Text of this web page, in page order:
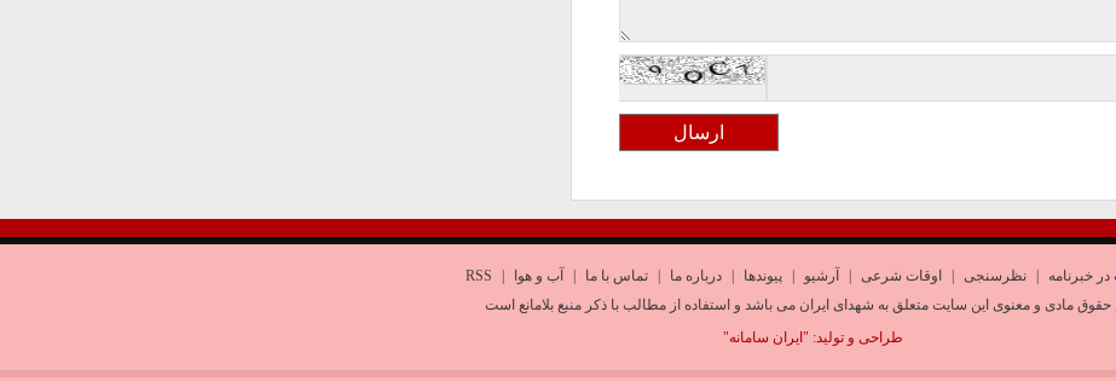
خبرنامه | نظرسنجی | اوقات شرعی | آرشیو | پیوندها | درباره ما | تماس با ما | آب و هوا |
RSS
حقوق مادی و معنوی این سایت متعلق به شهدای ایران می باشد و استفاده از مطالب با ذکر منبع بلامانع است
طراحی و تولید: "ایران سامانه"